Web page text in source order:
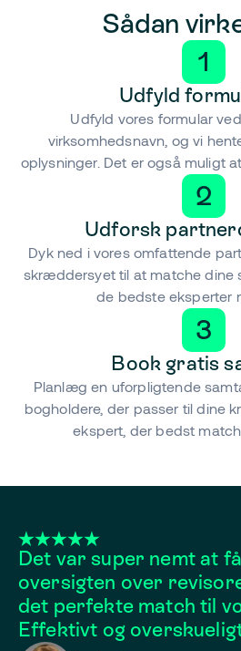
Sådan
1
Udfyld
Udfyld vores formular
virksomhedsnavn, og vi
oplysninger. Det er også muligt
2
Udforsk
Dyk ned i vores omfattende
skræddersyet til at matche dine
de bedste eksperter
3
Book gratis
Planlæg en uforpligtende
bogholdere, der passer til dine
ekspert, der bedst
Det var super nemt at
oversigten over
det perfekte match til
Effektivt og